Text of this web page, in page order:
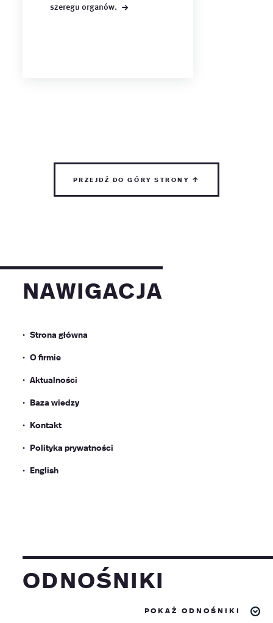
szeregu organów. →
przejdź do góry strony ↑
nawigacja
Strona główna
O firmie
Aktualności
Baza wiedzy
Kontakt
Polityka prywatności
English
odnośniki
pokaż odnośniki